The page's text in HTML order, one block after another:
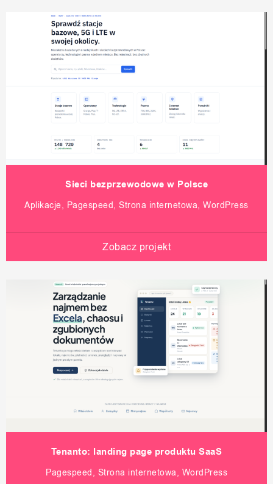
Sieci bezprzewodowe w Polsce
Aplikacje, Pagespeed, Strona internetowa, WordPress
Zobacz projekt
Tenanto: landing page produktu SaaS
Pagespeed, Strona internetowa, WordPress